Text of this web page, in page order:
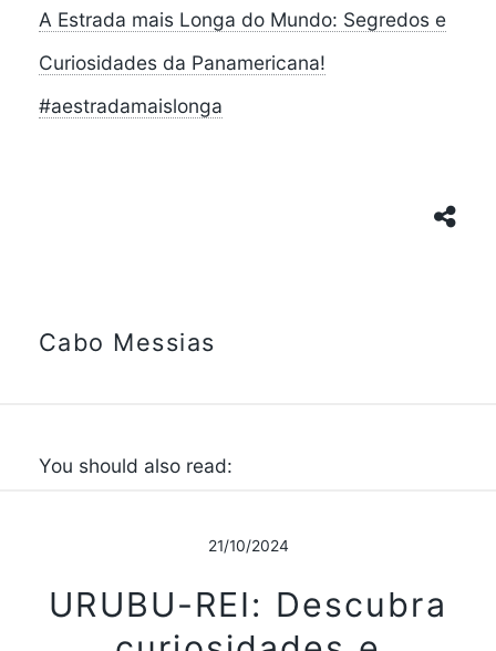
A Estrada mais Longa do Mundo: Segredos e
Curiosidades da Panamericana!
#aestradamaislonga
Cabo Messias
You should also read:
21/10/2024
URUBU-REI: Descubra